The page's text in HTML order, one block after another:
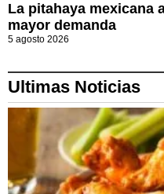
La pitahaya mexicana
mayor demanda
5 agosto 2026
Ultimas Noticias